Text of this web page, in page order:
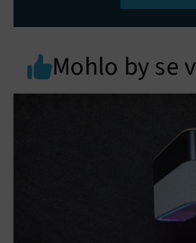
Mohlo by se